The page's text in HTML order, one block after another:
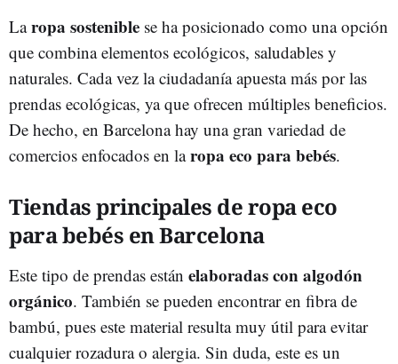
Laropa sostenible se ha posicionado como una opción
que combina elementos ecológicos, saludables y
naturales. Cada vez la ciudadanía apuesta más por las
prendas ecológicas, ya que ofrecen múltiples beneficios.
De hecho, en Barcelona hay una gran variedad de
comercios enfocados en laropa eco para bebés.
Tiendas principales de ropa eco
para bebés en Barcelona
Este tipo de prendas están elaboradas con algodón
orgánico. También se pueden encontrar en fibra de
bambú, pues este material resulta muy útil para evitar
cualquier rozadura o alergia. Sin duda, este es un